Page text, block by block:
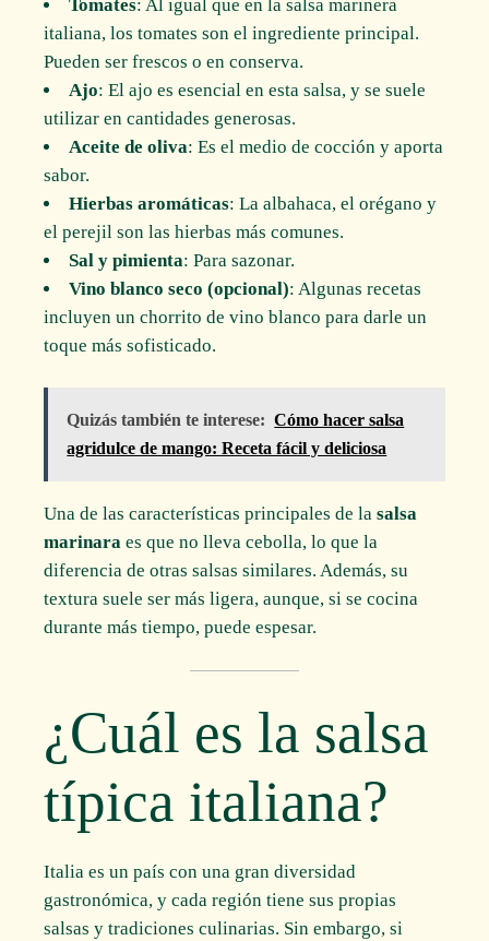
Tomates: Al igual que en la salsa marinera
italiana, los tomates son el ingrediente principal.
Pueden ser frescos o en conserva.
Ajo: El ajo es esencial en esta salsa, y se suele
utilizar en cantidades generosas.
Aceite de oliva: Es el medio de cocción y aporta
sabor.
Hierbas aromáticas: La albahaca, el orégano y
el perejil son las hierbas más comunes.
Sal y pimienta: Para sazonar.
Vino blanco seco (opcional): Algunas recetas
incluyen un chorrito de vino blanco para darle un
toque más sofisticado.
Quizás también te interese: Cómo hacer salsa
agridulce de mango: Receta fácil y deliciosa
Una de las características principales de lasalsa
marinara es que no lleva cebolla, lo que la
diferencia de otras salsas similares. Además, su
textura suele ser más ligera, aunque, si se cocina
durante más tiempo, puede espesar.
¿Cuál es la salsa
típica italiana?
Italia es un país con una gran diversidad
gastronómica, y cada región tiene sus propias
salsas y tradiciones culinarias. Sin embargo, si